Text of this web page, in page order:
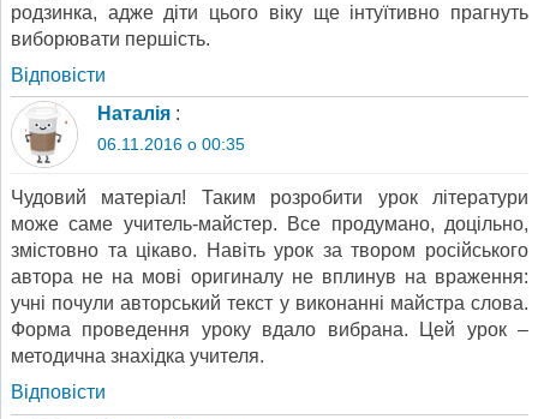
родзинка, адже діти цього віку ще інтуїтивно прагнуть
виборювати першість.
Відповіcти
Наталія :
06.11.2016 о 00:35
Чудовий матеріал! Таким розробити урок літератури
може саме учитель-майстер. Все продумано, доцільно,
змістовно та цікаво. Навіть урок за твором російського
автора не на мові оригиналу не вплинув на враження:
учні почули авторський текст у виконанні майстра слова.
Форма проведення уроку вдало вибрана. Цей урок –
методична знахідка учителя.
Відповіcти